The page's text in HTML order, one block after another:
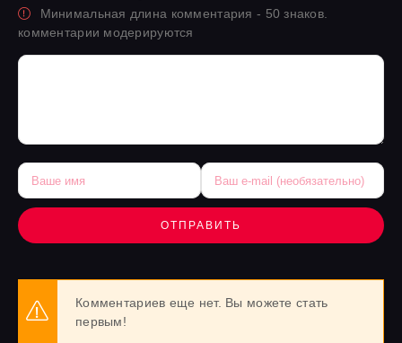
Минимальная длина комментария - 50 знаков.
комментарии модерируются
ОТПРАВИТЬ
Комментариев еще нет. Вы можете стать
первым!